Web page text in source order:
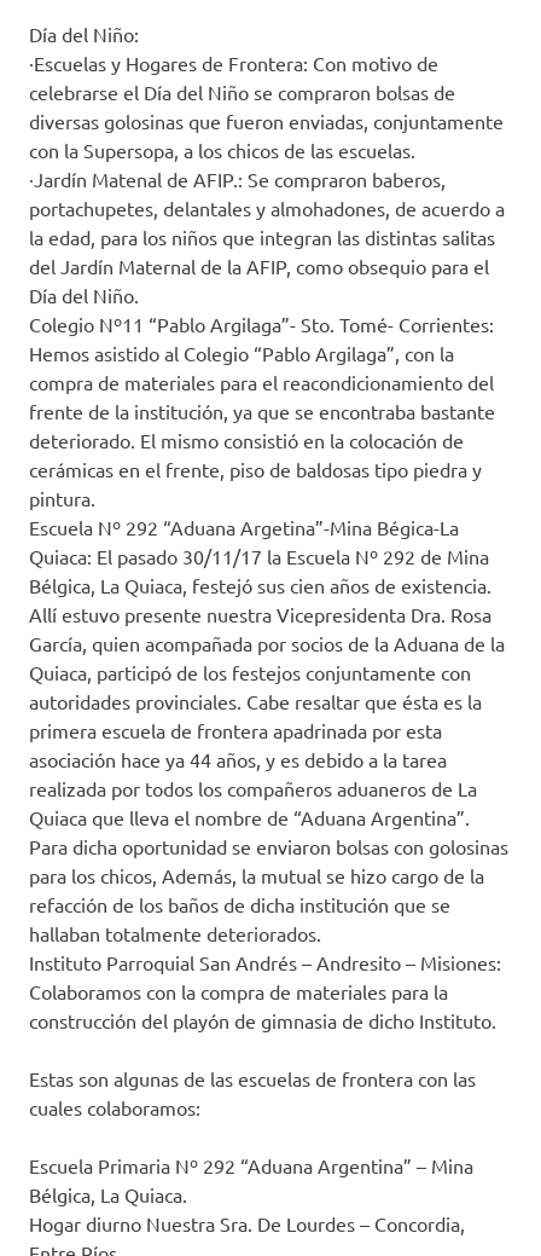
Día del Niño:
·Escuelas y Hogares de Frontera: Con motivo de
celebrarse el Día del Niño se compraron bolsas de
diversas golosinas que fueron enviadas, conjuntamente
con la Supersopa, a los chicos de las escuelas.
·Jardín Matenal de AFIP.: Se compraron baberos,
portachupetes, delantales y almohadones, de acuerdo a
la edad, para los niños que integran las distintas salitas
del Jardín Maternal de la AFIP, como obsequio para el
Día del Niño.
Colegio Nº11 “Pablo Argilaga”- Sto. Tomé- Corrientes:
Hemos asistido al Colegio “Pablo Argilaga”, con la
compra de materiales para el reacondicionamiento del
frente de la institución, ya que se encontraba bastante
deteriorado. El mismo consistió en la colocación de
cerámicas en el frente, piso de baldosas tipo piedra y
pintura.
Escuela Nº 292 “Aduana Argetina”-Mina Bégica-La
Quiaca: El pasado 30/11/17 la Escuela Nº 292 de Mina
Bélgica, La Quiaca, festejó sus cien años de existencia.
Allí estuvo presente nuestra Vicepresidenta Dra. Rosa
García, quien acompañada por socios de la Aduana de la
Quiaca, participó de los festejos conjuntamente con
autoridades provinciales. Cabe resaltar que ésta es la
primera escuela de frontera apadrinada por esta
asociación hace ya 44 años, y es debido a la tarea
realizada por todos los compañeros aduaneros de La
Quiaca que lleva el nombre de “Aduana Argentina”.
Para dicha oportunidad se enviaron bolsas con golosinas
para los chicos, Además, la mutual se hizo cargo de la
refacción de los baños de dicha institución que se
hallaban totalmente deteriorados.
Instituto Parroquial San Andrés – Andresito – Misiones:
Colaboramos con la compra de materiales para la
construcción del playón de gimnasia de dicho Instituto.
Estas son algunas de las escuelas de frontera con las
cuales colaboramos:
Escuela Primaria Nº 292 “Aduana Argentina” – Mina
Bélgica, La Quiaca.
Hogar diurno Nuestra Sra. De Lourdes – Concordia,